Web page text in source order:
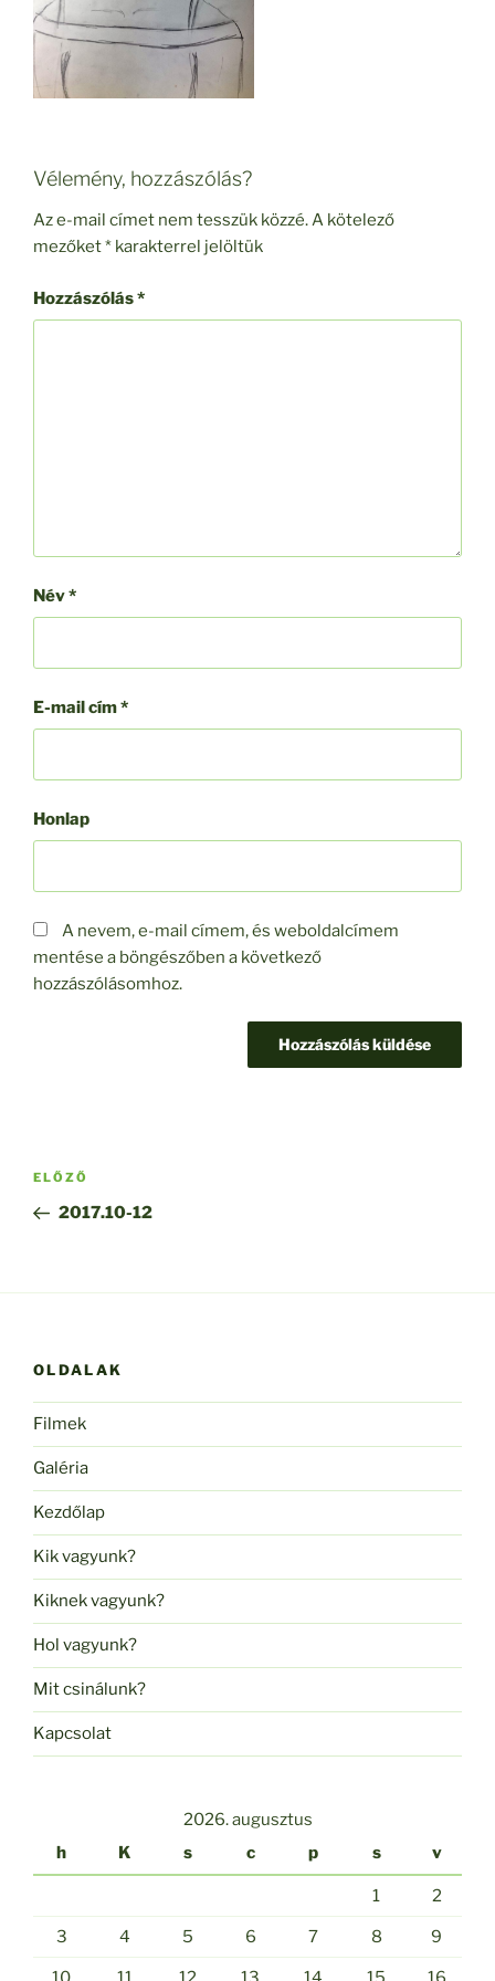
Vélemény, hozzászólás?
Az e-mail címet nem tesszük közzé.A kötelező
mezőket* karakterrel jelöltük
Hozzászólás*
Név*
E-mail cím*
Honlap
A nevem, e-mail címem, és weboldalcímem
mentése a böngészőben a következő
hozzászólásomhoz.
Bejegyzés
Korábbi
bejegyzés
ELŐZŐ
2017.10-12
OLDALAK
Filmek
Galéria
Kezdőlap
Kik vagyunk?
Kiknek vagyunk?
Hol vagyunk?
Mit csinálunk?
Kapcsolat
2026. augusztus
h
K s c p s v
1 2
3 4 5 6 7 8 9